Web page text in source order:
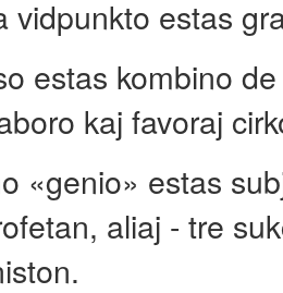
vidpunkto estas
estas kombino
kaj favoraj
«genio» estas
aliaj - tre